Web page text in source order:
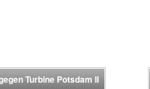
Turbine Potsdam II